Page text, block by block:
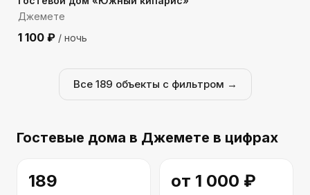
Джемете
1 100 ₽ / ночь
Все 189 объекты с фильтром →
Гостевые дома в Джемете в цифрах
189 от 1 000 ₽